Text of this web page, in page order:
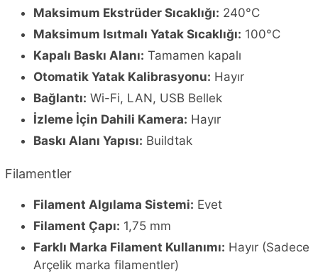
Maksimum Ekstrüder Sıcaklığı: 240°C
Maksimum Isıtmalı Yatak Sıcaklığı: 100°C
Kapalı Baskı Alanı: Tamamen kapalı
Otomatik Yatak Kalibrasyonu: Hayır
Bağlantı: Wi-Fi, LAN, USB Bellek
İzleme İçin Dahili Kamera: Hayır
Baskı Alanı Yapısı: Buildtak
Filamentler
Filament Algılama Sistemi: Evet
Filament Çapı: 1,75 mm
Farklı Marka Filament Kullanımı: Hayır (Sadece
Arçelik marka filamentler)